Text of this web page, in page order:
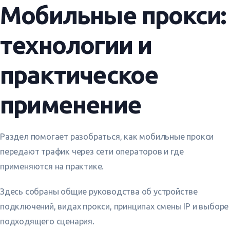
Тарифы
Статьи
Русский
English
Вход
Мобильные прокси:
технологии и
практическое
применение
Раздел помогает разобраться, как мобильные прокси
передают трафик через сети операторов и где
применяются на практике.
Здесь собраны общие руководства об устройстве
подключений, видах прокси, принципах смены IP и выборе
подходящего сценария.